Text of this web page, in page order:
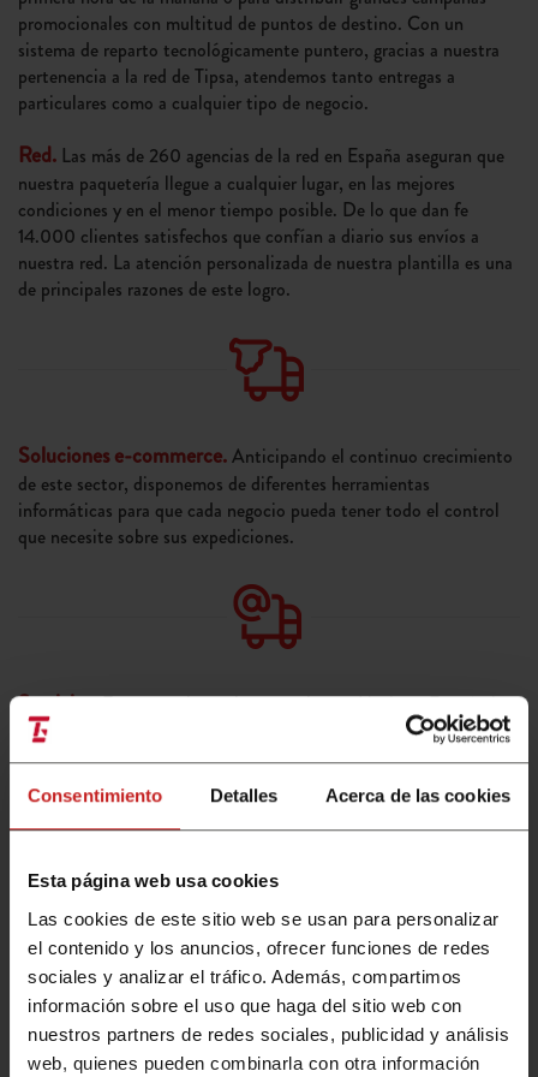
Consentimiento Detalles Acerca de las cookies
Esta página web usa cookies
Las cookies de este sitio web se usan para personalizar
el contenido y los anuncios, ofrecer funciones de redes
sociales y analizar el tráfico. Además, compartimos
información sobre el uso que haga del sitio web con
nuestros partners de redes sociales, publicidad y análisis
web, quienes pueden combinarla con otra información
promocionales con multitud de puntos de destino. Con un
sistema de reparto tecnológicamente puntero, gracias a nuestra
pertenencia a la red de Tipsa, atendemos tanto entregas a
particulares como a cualquier tipo de negocio.
Red. Las más de 260 agencias de la red en España aseguran que
nuestra paquetería llegue a cualquier lugar, en las mejores
condiciones y en el menor tiempo posible. De lo que dan fe
14.000 clientes satisfechos que confían a diario sus envíos a
nuestra red. La atención personalizada de nuestra plantilla es una
de principales razones de este logro.
Soluciones e-commerce.Anticipando el continuo crecimiento
de este sector, disponemos de diferentes herramientas
informáticas para que cada negocio pueda tener todo el control
que necesite sobre sus expediciones.
Servicios.Entregas a las 10 horas, 14 horas, Masivos, Económico,
Islas, Acuse de recibo... Todo un abanico de opciones para
ajustarse a cualquier deseo y posibilidad.
Descarga el dossier deservicios de paquetería